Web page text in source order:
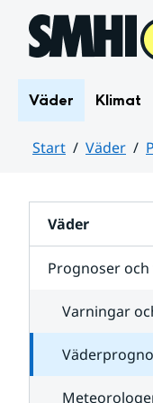
Hoppa till sidans
Väder Klimat
Start Väder
Väder
Prognoser
Varningar